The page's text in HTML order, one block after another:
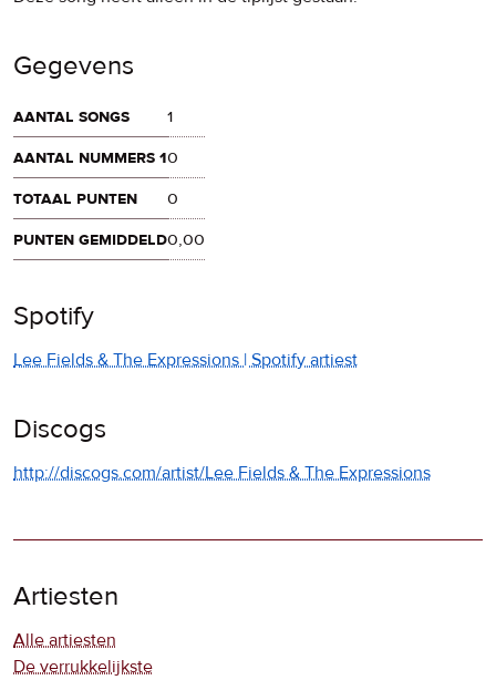
Gegevens
aantal songs
1
aantal nummers 10
totaal punten
0
punten gemiddeld0,00
Spotify
Lee Fields & The Expressions | Spotify artiest
Discogs
http://discogs.com/artist/Lee Fields & The Expressions
Artiesten
Alle artiesten
De verrukkelijkste